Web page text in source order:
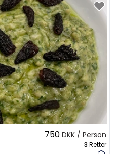
750 DKK / Person
3 Retter